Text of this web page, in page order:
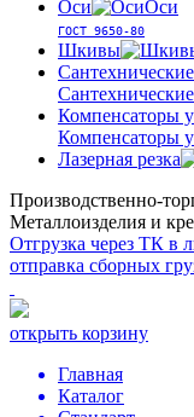
Оси Оси
ГОСТ 9650-80
Шкивы
Компенсаторы
Компенсаторы
Лазерная резка
Производственно-
Металлоизделия и
Отгрузка через ТК в
отправка сборных
открыть корзину
Главная
Каталог